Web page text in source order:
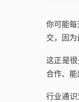
你可能
交，因为
这正是
合作、能
行业通